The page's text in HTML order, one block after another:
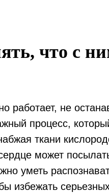
что с
работает, не
процесс,
ткани
может
уметь
избежать